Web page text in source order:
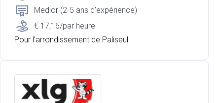
Medior (2-5 ans d'expérience)
€ 17,16/par heure
Pour l'arrondissement de Paliseul.